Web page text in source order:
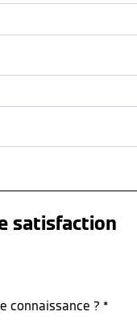
satisfaction
connaissance ? *